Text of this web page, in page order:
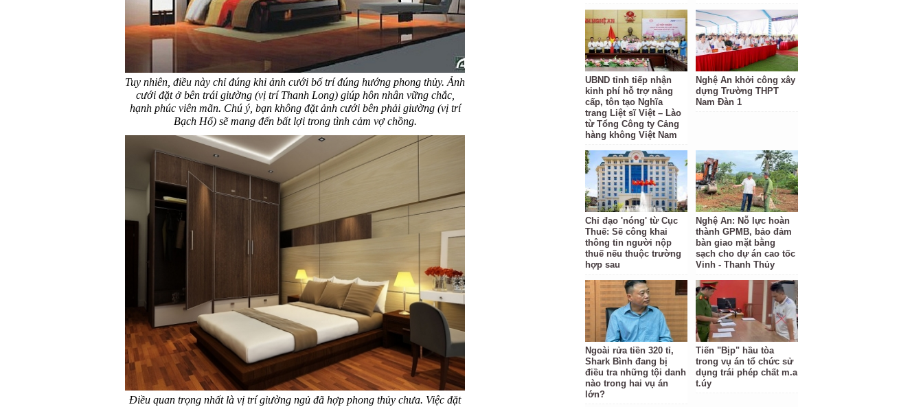
Tuy nhiên, điều này chỉ đúng khi ảnh cưới bố trí đúng hướng phong thủy. Ảnh
cưới đặt ở bên trái giường (vị trí Thanh Long) giúp hôn nhân vững chắc,
hạnh phúc viên mãn. Chú ý, bạn không đặt ảnh cưới bên phải giường (vị trí
Bạch Hổ) sẽ mang đến bất lợi trong tình cảm vợ chồng.
Điều quan trọng nhất là vị trí giường ngủ đã hợp phong thủy chưa. Việc đặt
UBND tỉnh tiếp nhận
kinh phí hỗ trợ nâng
cấp, tôn tạo Nghĩa
trang Liệt sĩ Việt – Lào
từ Tổng Công ty Cảng
hàng không Việt Nam
Nghệ An khởi công xây
dựng Trường THPT
Nam Đàn 1
Chỉ đạo 'nóng' từ Cục
Thuế: Sẽ công khai
thông tin người nộp
thuế nếu thuộc trường
hợp sau
Nghệ An: Nỗ lực hoàn
thành GPMB, bảo đảm
bàn giao mặt bằng
sạch cho dự án cao tốc
Vinh - Thanh Thủy
Ngoài rửa tiền 320 tỉ,
Shark Bình đang bị
điều tra những tội danh
nào trong hai vụ án
lớn?
Tiến "Bịp" hầu tòa
trong vụ án tổ chức sử
dụng trái phép chất m.a
t.úy